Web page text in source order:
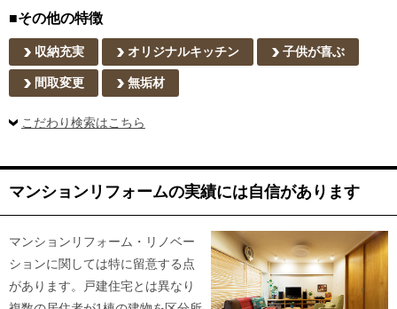
■その他の特徴
収納充実 オリジナルキッチン 子供が喜ぶ
間取変更 無垢材
こだわり検索はこちら
マンションリフォームの実績には自信があります
マンションリフォーム・リノベー
ションに関しては特に留意する点
があります。戸建住宅とは異なり